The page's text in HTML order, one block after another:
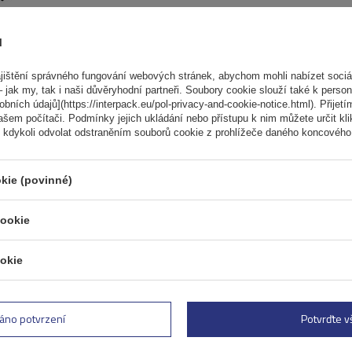
Elektrokolo Peruzzo
nosič kol na zadní
Počet jízdních kol:2
kompatibilní s elektrokoly
správného fungování webových stránek, abychom mohli nabízet
jak my, tak i naši důvěryhodní partneři. Soubory cookie slouží také k
údajů](https://interpack.eu/pol-privacy-and-cookie-notice.html).
počítači. Podmínky jejich ukládání nebo přístupu k nim můžete určit
odvolat odstraněním souborů cookie z prohlížeče daného
(povinné)
potvrzení Potvrďte